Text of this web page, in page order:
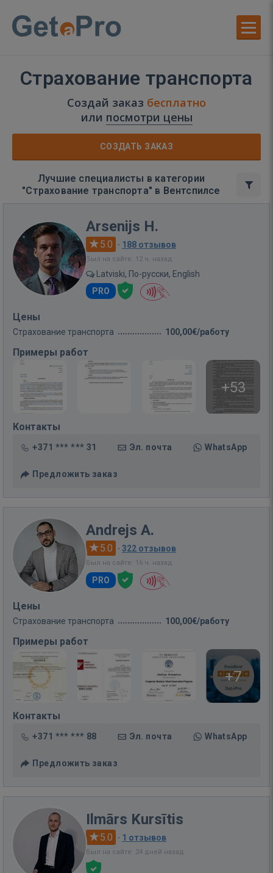
Страхование транспорта
Создай заказ бесплатно
или посмотри цены
СОЗДАТЬ ЗАКАЗ
Лучшие специалисты в категории
"Страхование транспорта" в Вентспилсе
Arsenijs H.
5.0 · 188 отзывов
Был на сайте: 12 ч. назад
Latviski, По-русски, English
PRO
Цены
Страхование транспорта 100,00€/работу
Примеры работ
+53
Контакты
+371 *** *** 31 Эл. почта WhatsApp
Предложить заказ
Andrejs A.
5.0 · 322 отзывов
Был на сайте: 16 ч. назад
PRO
Цены
Страхование транспорта 100,00€/работу
Примеры работ
+7
Контакты
+371 *** *** 88 Эл. почта WhatsApp
Предложить заказ
Ilmārs Kursītis
5.0 · 1 отзывов
Был на сайте: 24 дней назад